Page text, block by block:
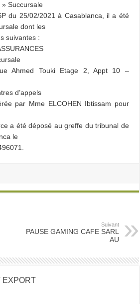
» Succursale
du 25/02/2021 à Casablanca, il a été
dont les
suivantes :
Ahmed Touki Etage 2, Appt 10 –
d’appels
par Mme ELCOHEN Ibtissam pour
a été déposé au greffe du tribunal de
le
Suivant
PAUSE GAMING CAFE SARL
AU
EXPORT